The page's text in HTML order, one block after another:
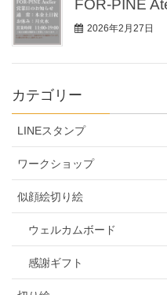
FOR-PINE
2026年2月27日
カテゴリー
LINEスタンプ
ワークショップ
似顔絵切り絵
ウェルカムボード
感謝ギフト